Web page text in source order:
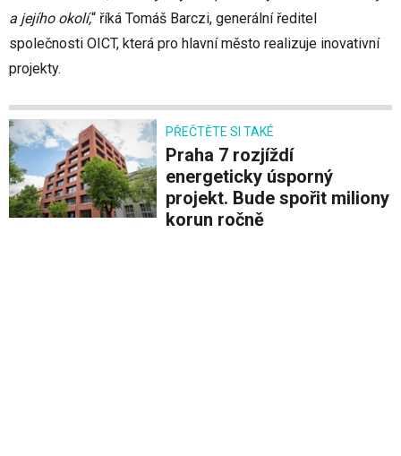
a jejího okolí,“ říká Tomáš Barczi, generální ředitel
společnosti OICT, která pro hlavní město realizuje inovativní
projekty.
PŘEČTĚTE SI TAKÉ
Praha 7 rozjíždí
energeticky úsporný
projekt. Bude spořit miliony
korun ročně